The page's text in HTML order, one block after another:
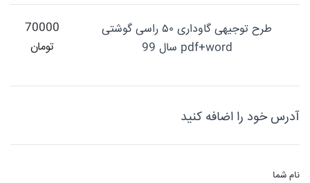
طرح توجیهی گاوداری ۵۰ راسی گوشتی
pdf+word سال 99
70000
تومان
آدرس خود را اضافه کنید
نام شما